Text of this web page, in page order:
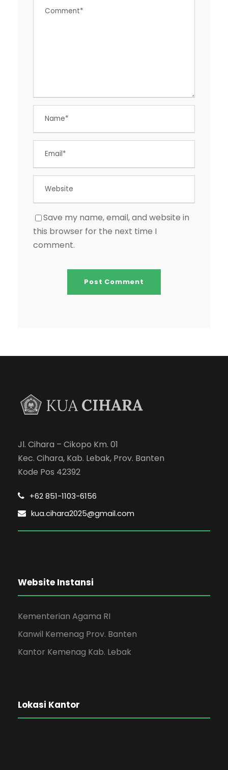
Save my name, email, and website in
this browser for the next time I
comment.
Jl. Cihara – Cikopo Km. 01
Kec. Cihara, Kab. Lebak, Prov. Banten
Kode Pos 42392
+62 851-1103-6156
kua.cihara2025@gmail.com
Website Instansi
Kementerian Agama RI
Kanwil Kemenag Prov. Banten
Kantor Kemenag Kab. Lebak
Lokasi Kantor